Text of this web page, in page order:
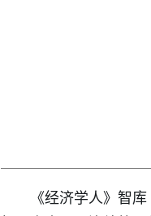
《经济学人》智